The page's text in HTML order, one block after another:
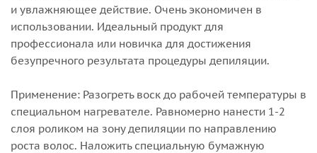
и увлажняющее действие. Очень экономичен в
использовании. Идеальный продукт для
профессионала или новичка для достижения
безупречного результата процедуры депиляции.
Применение: Разогреть воск до рабочей температуры в
специальном нагревателе. Равномерно нанести 1-2
слоя роликом на зону депиляции по направлению
роста волос. Наложить специальную бумажную